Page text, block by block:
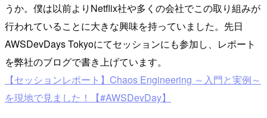
うか。僕は以前よりNetflix社や多くの会社でこの取り組みが
行われていることに大きな興味を持っていました。先日
AWSDevDays Tokyoにてセッションにも参加し、レポート
を弊社のブログで書き上げています。
【セッションレポート】Chaos Engineering ～入門と実例～
を現地で見ました！【#AWSDevDay】